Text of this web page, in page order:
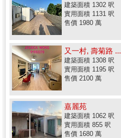
建築面積 1302 呎
實用面積 1131 呎
售價 1980 萬
又一村, 壽菊路 ...
建築面積 1308 呎
實用面積 1195 呎
售價 2100 萬
嘉麗苑
建築面積 1062 呎
實用面積 855 呎
售價 1680 萬